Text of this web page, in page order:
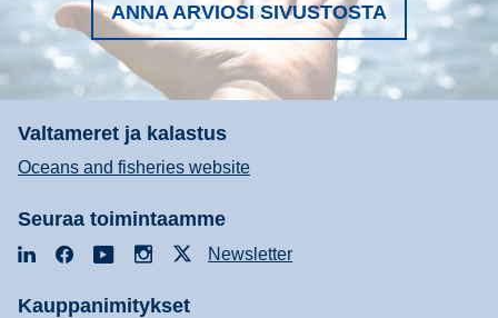
ANNA ARVIOSI SIVUSTOSTA
Valtameret ja kalastus
Oceans and fisheries website
Seuraa toimintaamme
LinkedInFacebookYouTubeInstagramNewsletter
Kauppanimitykset